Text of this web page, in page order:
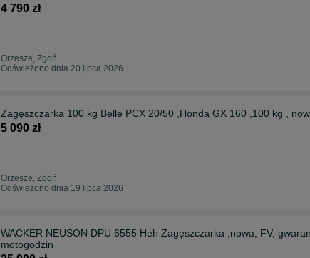
4 790 zł
Orzesze, Zgoń
Odświeżono dnia 20 lipca 2026
Zagęszczarka 100 kg Belle PCX 20/50 ,Honda GX 160 ,100 kg ,
5 090 zł
Orzesze, Zgoń
Odświeżono dnia 19 lipca 2026
WACKER NEUSON DPU 6555 Heh Zagęszczarka ,nowa, FV, gwarancja NEGOCJUJ , rok 2026 ,6
motogodzin